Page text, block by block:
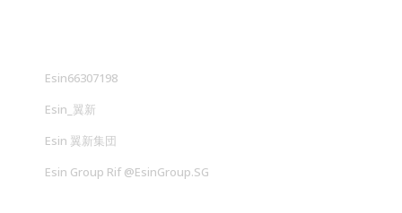
Esin66307198
Esin_翼新
Esin 翼新集団
Esin Group Rif @EsinGroup.SG